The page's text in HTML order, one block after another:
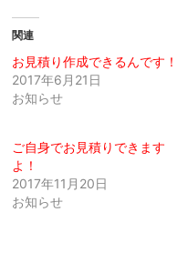
関連
お見積り作成できるんです！
2017年6月21日
お知らせ
ご自身でお見積りできます
よ！
2017年11月20日
お知らせ